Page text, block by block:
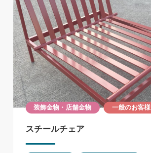
装飾金物・店舗金物 一般のお客様
スチールチェア